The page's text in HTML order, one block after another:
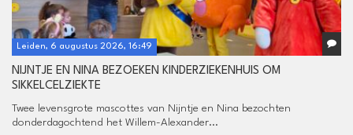
Leiden, 6 augustus 2026, 16:49
NIJNTJE EN NINA BEZOEKEN KINDERZIEKENHUIS OM
SIKKELCELZIEKTE
Twee levensgrote mascottes van Nijntje en Nina bezochten
donderdagochtend het Willem-Alexander...